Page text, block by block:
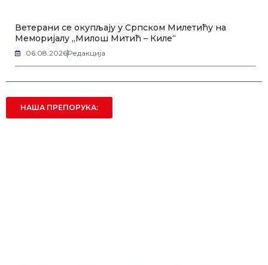
Ветерани се окупљају у Српском Милетићу на
Меморијалу „Милош Митић – Киле“
06.08.2026Редакција
НАША ПРЕПОРУКА: